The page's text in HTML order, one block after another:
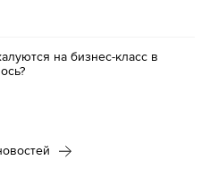
на бизнес-класс в